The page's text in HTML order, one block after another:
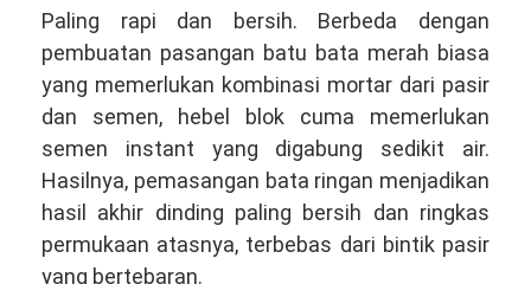
Paling rapi dan bersih. Berbeda dengan
pembuatan pasangan batu bata merah biasa
yang memerlukan kombinasi mortar dari pasir
dan semen, hebel blok cuma memerlukan
semen instant yang digabung sedikit air.
Hasilnya, pemasangan bata ringan menjadikan
hasil akhir dinding paling bersih dan ringkas
permukaan atasnya, terbebas dari bintik pasir
yang bertebaran.